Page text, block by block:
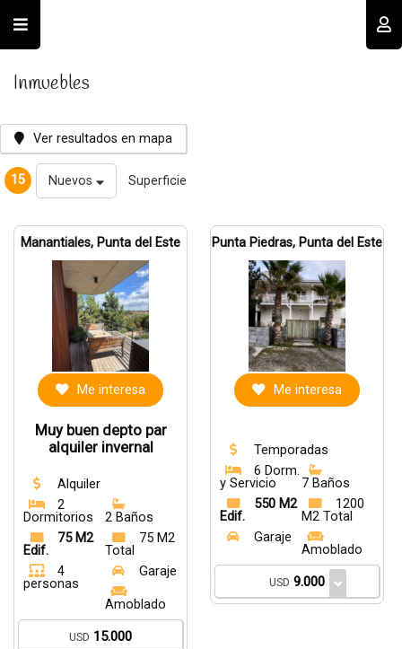
Recordar datos
INGRESAR
Olvidé mi clave Registro
Inmuebles
Ver resultados en mapa
15 Nuevos Superficie
Manantiales, Punta del Este
Me interesa
Muy buen depto par
alquiler invernal
Alquiler
2
Dormitorios
2 Baños
75 M2
Edif.
75 M2
Total
4
personas
Garaje
Amoblado
USD 15.000
Punta Piedras, Punta del Este
Me interesa
Temporadas
6 Dorm.
y Servicio
7 Baños
550 M2
Edif.
1200
M2 Total
Garaje
Amoblado
USD 9.000